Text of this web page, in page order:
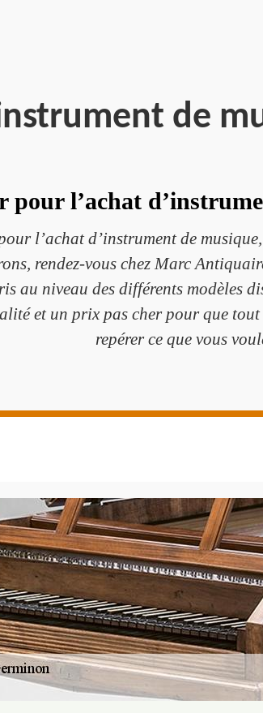
de
pour l’achat
l’achat d’instrument de
rendez-vous chez Marc
au niveau des différents
et un prix pas cher pour que
repérer ce que vous